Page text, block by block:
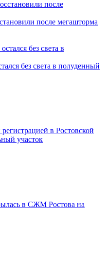
после мегашторма
без света в полуденный
в Ростовской
участок
в СЖМ Ростова на